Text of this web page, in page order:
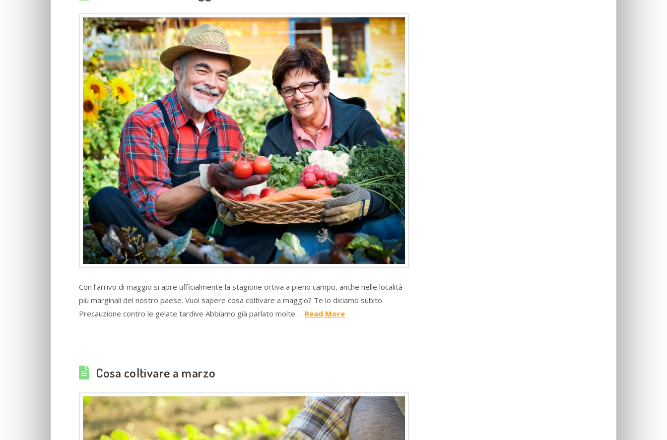
Con l’arrivo di maggio si apre ufficialmente la stagione ortiva a pieno campo, anche nelle località
più marginali del nostro paese. Vuoi sapere cosa coltivare a maggio? Te lo diciamo subito.
Precauzione contro le gelate tardive Abbiamo già parlato molte … Read More
Cosa coltivare a marzo